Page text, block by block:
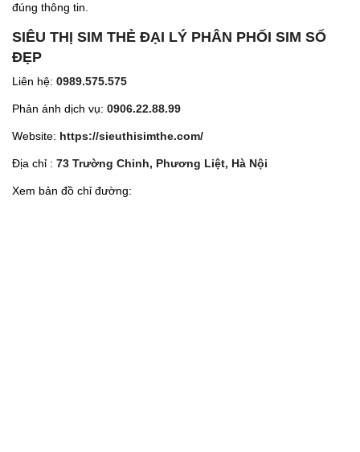
đúng thông tin.
SIÊU THỊ SIM THẺ ĐẠI LÝ PHÂN PHỐI SIM SỐ
ĐẸP
Liên hệ: 0989.575.575
Phản ánh dịch vụ: 0906.22.88.99
Website: https://sieuthisimthe.com/
Địa chỉ : 73 Trường Chinh, Phương Liệt, Hà Nội
Xem bản đồ chỉ đường: